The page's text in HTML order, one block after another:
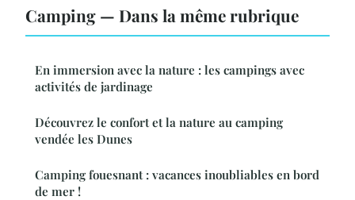
Camping — Dans la même rubrique
En immersion avec la nature : les campings avec
activités de jardinage
Découvrez le confort et la nature au camping
vendée les Dunes
Camping fouesnant : vacances inoubliables en bord
de mer !